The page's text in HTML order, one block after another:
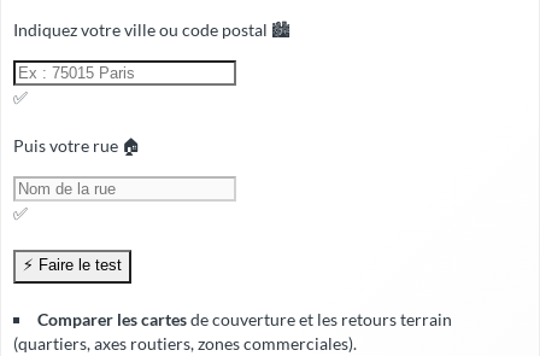
Indiquez votre ville ou code postal 🏙️
✅
Puis votre rue 🏠
✅
Comparer les cartesde couverture et les retours terrain
(quartiers, axes routiers, zones commerciales).